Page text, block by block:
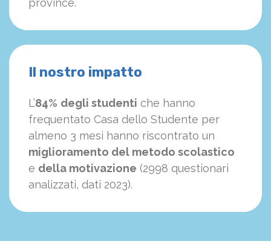
province.
Il nostro impatto
L’84% degli studenti che hanno
frequentato Casa dello Studente per
almeno 3 mesi hanno riscontrato un
miglioramento del metodo scolastico
e della motivazione (2998 questionari
analizzati, dati 2023).